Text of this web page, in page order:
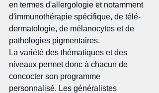
en termes d'allergologie et notamment
d'immunothérapie spécifique, de télé-
dermatologie, de mélanocytes et de
pathologies pigmentaires.
La variété des thématiques et des
niveaux permet donc à chacun de
concocter son programme
personnalisé. Les généralistes